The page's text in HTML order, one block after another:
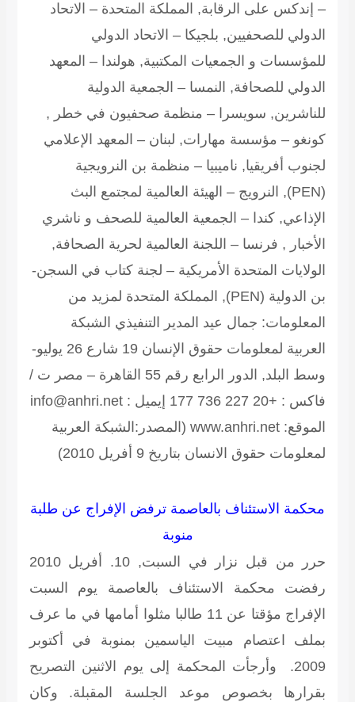
– إندكس على الرقابة, المملكة المتحدة – الاتحاد
الدولي للصحفيين, بلجيكا – الاتحاد الدولي
للمؤسسات و الجمعيات المكتبية, هولندا – المعهد
الدولي للصحافة, النمسا – الجمعية الدولية
للناشرين, سويسرا – منظمة صحفيون في خطر ,
كونغو – مؤسسة مهارات, لبنان – المعهد الإعلامي
لجنوب أفريقيا, ناميبيا – منظمة بن النرويجية
(PEN), النرويج – الهيئة العالمية لمجتمع البث
الإذاعي, كندا – الجمعية العالمية للصحف و ناشري
الأخبار , فرنسا – اللجنة العالمية لحرية الصحافة,
الولايات المتحدة الأمريكية – لجنة كتاب في السجن-
بن الدولية (PEN), المملكة المتحدة
لمزيد من
المعلومات: جمال عيد المدير التنفيذي الشبكة
العربية لمعلومات حقوق الإنسان 19 شارع 26 يوليو-
وسط البلد, الدور الرابع رقم 55 القاهرة – مصر ت /
فاكس : +20 227 736 177 إيميل : info@anhri.net
الموقع: www.anhri.net
(المصدر:الشبكة العربية
لمعلومات حقوق الانسان بتاريخ 9 أفريل 2010)
محكمة الاستئناف بالعاصمة ترفض الإفراج عن طلبة
منوبة
حرر من قبل نزار في السبت, 10. أفريل 2010
رفضت محكمة الاستئناف بالعاصمة يوم السبت
الإفراج مؤقتا عن 11 طالبا مثلوا أمامها في ما عرف
بملف اعتصام مبيت الياسمين بمنوبة في أكتوبر
2009. وأرجأت المحكمة إلى يوم الاثنين التصريح
بقرارها بخصوص موعد الجلسة المقبلة. وكان